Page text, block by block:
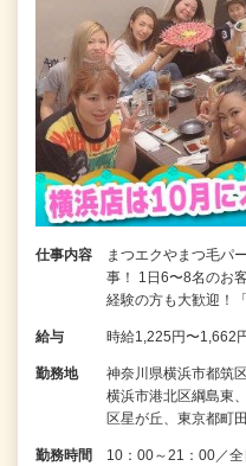
仕事内容
まつエクやまつ毛パ
事！ 1日6〜8名のお
経験の方も大歓迎！
給与 時給1,225円〜1,662
勤務地
神奈川県横浜市都筑
横浜市港北区綱島東
区星が丘、東京都町
勤務時間
10：00～21：00／